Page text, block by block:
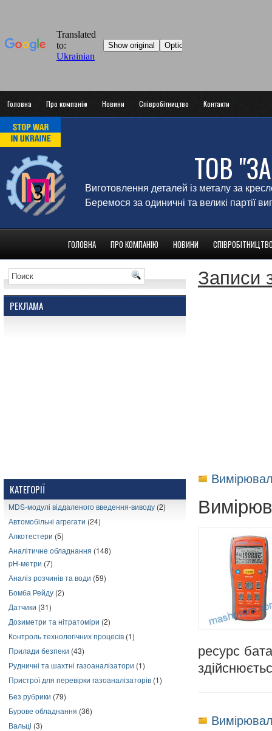
Головна Про компанію Новини Співробітництво Контакти
ТОВ
Виготовлення деталей із металу за
Беремося за одиничні та великі партії
ГОЛОВНА ПРО КОМПАНІЮ НОВИНИ
РЕКЛАМА
КАТЕГОРІЇ
MDS-модулі віддаленого введення-виводу (2)
Автомобільні агрегати (24)
Алкотестери (5)
Аналітичне обладнання (148)
pH-метри (7)
Аналіз розчинів та води (59)
Бомба Рейду (2)
Датчики (31)
Дозиметри та нітратоміри (2)
Контроль технологічних процесів (1)
Прилади безпеки (43)
Рудничні та шахтні газоаналізатори (1)
Пристрої для перевірки газоаналізаторів (1)
Без рубрики (79)
Бурове обладнання (36)
Вальці (3)
Записи
ресурс